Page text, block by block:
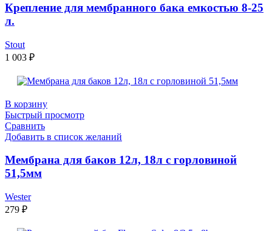
Крепление для мембранного бака емкостью 8-25
л.
Stout
1 003 ₽
В корзину
Быстрый просмотр
Сравнить
Добавить в список желаний
Мембрана для баков 12л, 18л с горловиной
51,5мм
Wester
279 ₽